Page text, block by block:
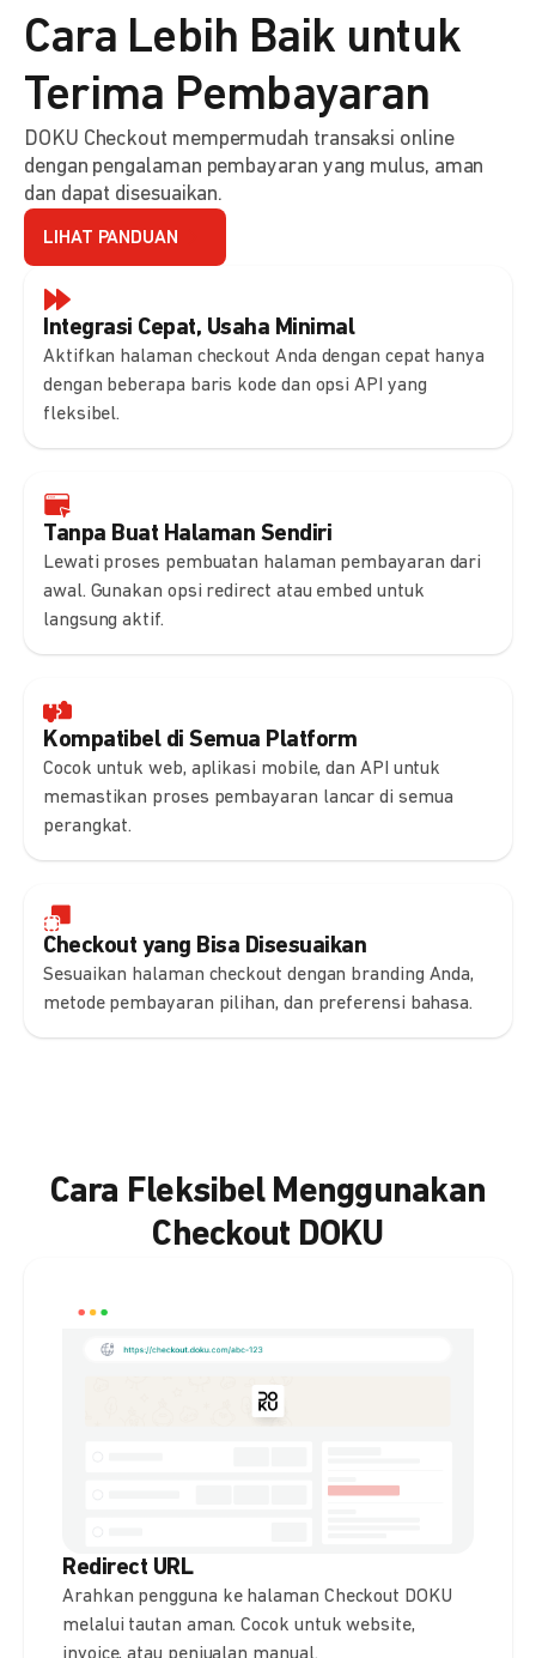
Integrasi Cepat, Usaha Minimal
Aktifkan halaman checkout Anda dengan cepat hanya
dengan beberapa baris kode dan opsi API yang
fleksibel.
Tanpa Buat Halaman Sendiri
Lewati proses pembuatan halaman pembayaran dari
awal. Gunakan opsi redirect atau embed untuk
langsung aktif.
Kompatibel di Semua Platform
Cocok untuk web, aplikasi mobile, dan API untuk
memastikan proses pembayaran lancar di semua
perangkat.
Checkout yang Bisa Disesuaikan
Sesuaikan halaman checkout dengan branding Anda,
metode pembayaran pilihan, dan preferensi bahasa.
Cara Lebih Baik untuk
Terima Pembayaran
DOKU Checkout mempermudah transaksi online
dengan pengalaman pembayaran yang mulus, aman
dan dapat disesuaikan.
LIHAT PANDUAN
Cara Fleksibel Menggunakan
Checkout DOKU
Redirect URL
Arahkan pengguna ke halaman Checkout DOKU
melalui tautan aman. Cocok untuk website,